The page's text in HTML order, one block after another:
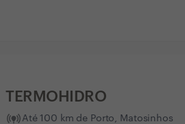
TERMOHIDRO
Até 100 km de Porto, Matosinhos